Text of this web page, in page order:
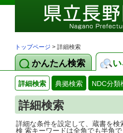
トップページ > 詳細検索
かんたん検索
詳細検索 典拠検索 NDC分類
詳細検索
詳細な条件を設定して、蔵書を検
検 索キーワードは全角でも半角で